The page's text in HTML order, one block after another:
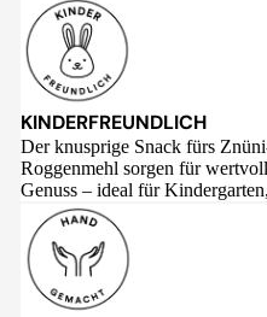
KINDERFREUNDLICH
Der knusprige Snack fürs
Roggenmehl sorgen für
Genuss – ideal für